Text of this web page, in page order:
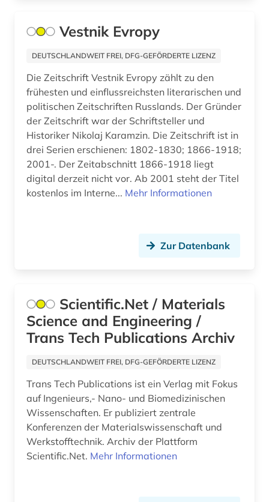
Vestnik Evropy
DEUTSCHLANDWEIT FREI, DFG-GEFÖRDERTE LIZENZ
Die Zeitschrift Vestnik Evropy zählt zu den
frühesten und einflussreichsten literarischen und
politischen Zeitschriften Russlands. Der Gründer
der Zeitschrift war der Schriftsteller und
Historiker Nikolaj Karamzin. Die Zeitschrift ist in
drei Serien erschienen: 1802-1830; 1866-1918;
2001-. Der Zeitabschnitt 1866-1918 liegt
digital derzeit nicht vor. Ab 2001 steht der Titel
kostenlos im Interne... Mehr Informationen
Zur Datenbank
Scientific.Net / Materials
Science and Engineering /
Trans Tech Publications Archiv
DEUTSCHLANDWEIT FREI, DFG-GEFÖRDERTE LIZENZ
Trans Tech Publications ist ein Verlag mit Fokus
auf Ingenieurs,- Nano- und Biomedizinischen
Wissenschaften. Er publiziert zentrale
Konferenzen der Materialswissenschaft und
Werkstofftechnik. Archiv der Plattform
Scientific.Net. Mehr Informationen